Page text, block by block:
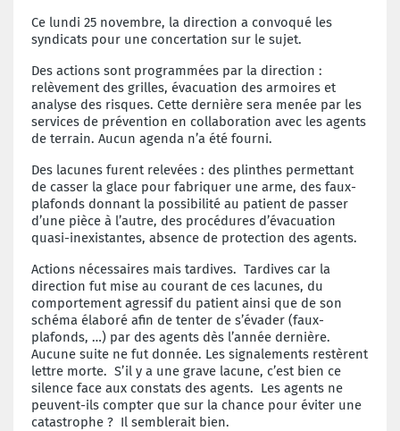
Ce lundi 25 novembre, la direction a convoqué les
syndicats pour une concertation sur le sujet.
Des actions sont programmées par la direction :
relèvement des grilles, évacuation des armoires et
analyse des risques. Cette dernière sera menée par les
services de prévention en collaboration avec les agents
de terrain. Aucun agenda n’a été fourni.
Des lacunes furent relevées : des plinthes permettant
de casser la glace pour fabriquer une arme, des faux-
plafonds donnant la possibilité au patient de passer
d’une pièce à l’autre, des procédures d’évacuation
quasi-inexistantes, absence de protection des agents.
Actions nécessaires mais tardives. Tardives car la
direction fut mise au courant de ces lacunes, du
comportement agressif du patient ainsi que de son
schéma élaboré afin de tenter de s’évader (faux-
plafonds, …) par des agents dès l’année dernière.
Aucune suite ne fut donnée. Les signalements restèrent
lettre morte. S’il y a une grave lacune, c’est bien ce
silence face aux constats des agents. Les agents ne
peuvent-ils compter que sur la chance pour éviter une
catastrophe ? Il semblerait bien.